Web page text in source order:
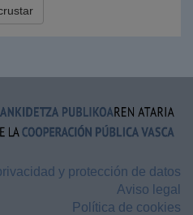
y protección de datos
Aviso legal
Política de cookies